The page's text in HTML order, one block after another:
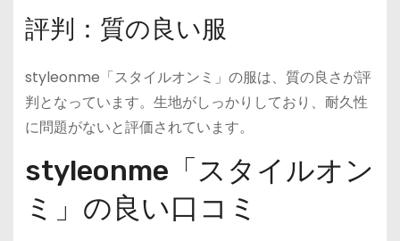
評判：質の良い服
styleonme「スタイルオンミ」の服は、質の良さが評
判となっています。生地がしっかりしており、耐久性
に問題がないと評価されています。
styleonme「スタイルオン
ミ」の良い口コミ